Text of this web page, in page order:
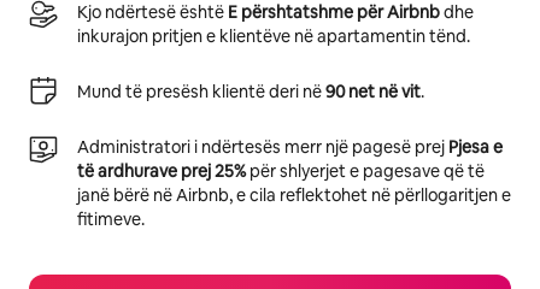
Kjo ndërtesë është E përshtatshme për Airbnbdhe
inkurajon pritjen e klientëve në apartamentin tënd.
Mund të presësh klientë deri në90 net në vit.
Administratori i ndërtesës merr një pagesë prej Pjesa e
të ardhurave prej 25%për shlyerjet e pagesave që të
janë bërë në Airbnb, e cila reflektohet në përllogaritjen e
fitimeve.